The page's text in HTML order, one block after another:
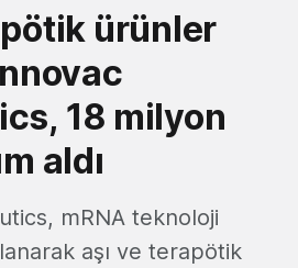
ürünler
18 milyon
aldı
mRNA teknoloji
aşı ve terapötik